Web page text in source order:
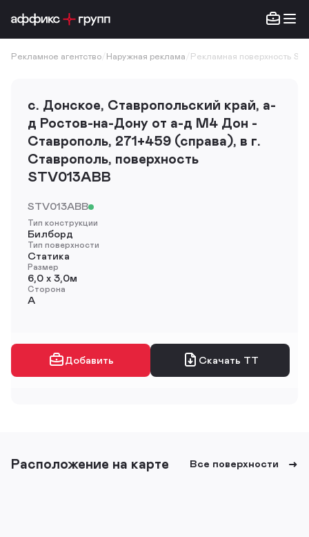
Рекламное агентство Наружная реклама Рекламная поверхность
с. Донское, Ставропольский край, а-
д Ростов-на-Дону от а-д М4 Дон -
Ставрополь, 271+459 (справа), в г.
Ставрополь, поверхность
STV013ABB
STV013ABB
Тип конструкции
Билборд
Тип поверхности
Статика
Размер
6,0 х 3,0м
Сторона
A
Добавить Скачать ТТ
Расположение на карте Все поверхности